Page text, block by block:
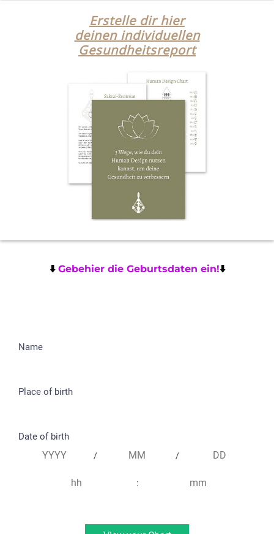
Erstelle dir hier
deinen individuellen
Gesundheitsreport
⬇️ Gebehier die Geburtsdaten ein!⬇️